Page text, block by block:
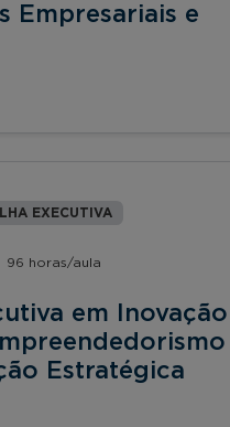
Empresariais e
EXECUTIVA
96 horas/aula
em Inovação
Estratégica